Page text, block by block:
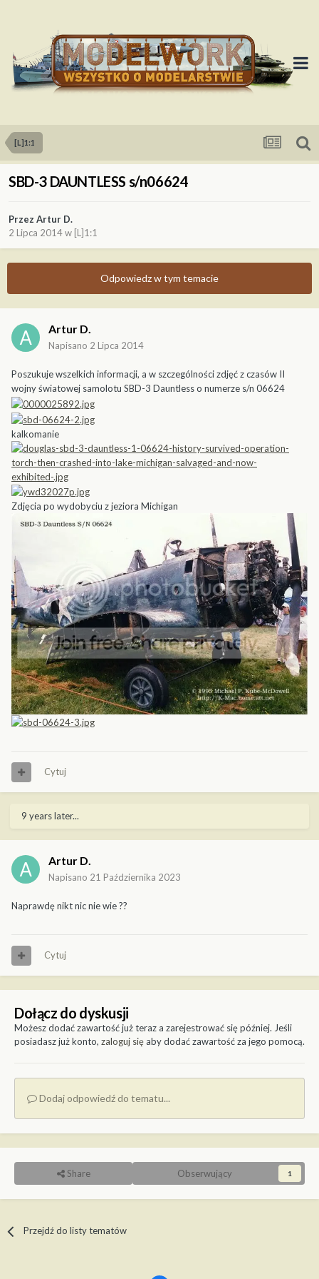
[L]1:1
SBD-3 DAUNTLESS s/n06624
Przez Artur D.
2 Lipca 2014w [L]1:1
Odpowiedz w tym temacie
Artur D.
Napisano 2 Lipca 2014
Poszukuje wszelkich informacji, a w szczególności zdjęć z czasów II
wojny światowej samolotu SBD-3 Dauntless o numerze s/n 06624
kalkomanie
Zdjęcia po wydobyciu z jeziora Michigan
Cytuj
9 years later...
Artur D.
Napisano 21 Października 2023
Naprawdę nikt nic nie wie ??
Cytuj
Dołącz do dyskusji
Możesz dodać zawartość już teraz a zarejestrować się później. Jeśli
posiadasz już konto, zaloguj sięaby dodać zawartość za jego pomocą.
Dodaj odpowiedź do tematu...
Share Obserwujący 1
Przejdź do listy tematów